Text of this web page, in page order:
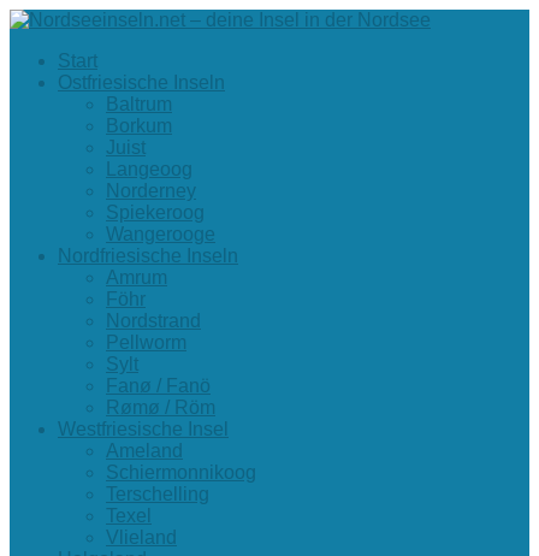
Start
Ostfriesische Inseln
Baltrum
Borkum
Juist
Langeoog
Norderney
Spiekeroog
Wangerooge
Nordfriesische Inseln
Amrum
Föhr
Nordstrand
Pellworm
Sylt
Fanø / Fanö
Rømø / Röm
Westfriesische Insel
Ameland
Schiermonnikoog
Terschelling
Texel
Vlieland